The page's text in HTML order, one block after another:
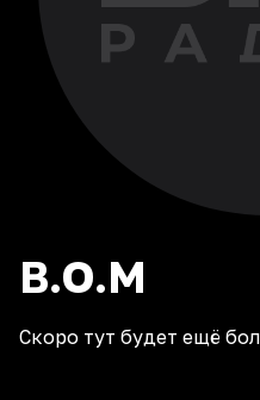
B.O.M
Скоро тут будет ещё